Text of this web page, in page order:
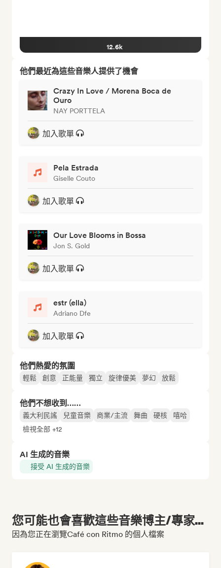
12.6k
他們最近為這些音樂人提供了機會
Crazy In Love / Morena Boca de
Ouro
NAY PORTTELA
加入歌單
Pela Estrada
Giselle Couto
加入歌單
Our Love Blooms in Bossa
Jon S. Gold
加入歌單
estr (ella)
Adriano Dfe
加入歌單
他們熱愛的氛圍
輕鬆 創意 正能量 獨立 旋律優美 夢幻 放鬆
他們不想收到……
義大利民謠 兒童音樂 商業/主流 舞曲 硬核
嘻哈
檢視全部 +12
AI 生成的音樂
接受 AI 生成的音樂
您可能也會喜歡這些音樂博主/專家...
因為您正在瀏覽Café con Ritmo 的個人檔案